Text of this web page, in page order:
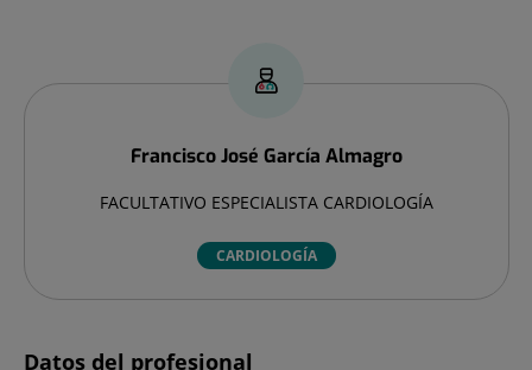
Francisco José García Almagro
FACULTATIVO ESPECIALISTA CARDIOLOGÍA
CARDIOLOGÍA
Datos del profesional